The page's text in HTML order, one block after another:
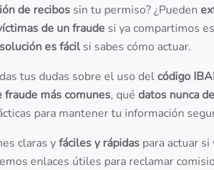
de recibos sin tu permiso? ¿Pueden
de un fraude si ya compartimos
es fácilsi sabes cómo actuar.
tus dudas sobre el uso delcódigo
fraude más comunes, qué datos nunca
para mantener tu información
claras yfáciles y rápidas para actuar
enlaces útiles para reclamar